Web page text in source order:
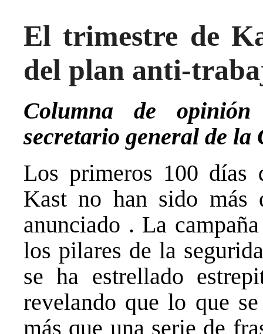
El trimestre de
del plan anti-
Columna de
secretario general de la
Los primeros 100 días
Kast no han sido más
anunciado . La
los pilares de la
se ha estrellado
revelando que lo que
más que una serie de